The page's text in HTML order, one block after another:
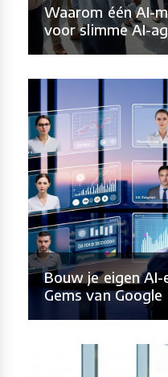
Waarom één AI-
voor slimme AI-
Bouw je eigen
Gems van Google